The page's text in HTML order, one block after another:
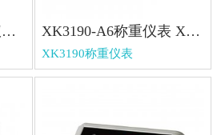
XK3190-A12+E称重仪表 XK3190-A12+E称重仪表 XK3190-A6称重仪表 XK3190-A6称重仪表
XK3190称重仪表